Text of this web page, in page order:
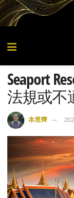
Seaport
法規或不
本思齊